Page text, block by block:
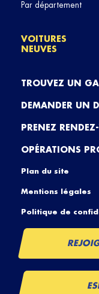
Par département
VOITURES
NEUVES
TROUVEZ UN
DEMANDER UN
PRENEZ
OPÉRATIONS
Plan du site
Mentions légales
Politique de